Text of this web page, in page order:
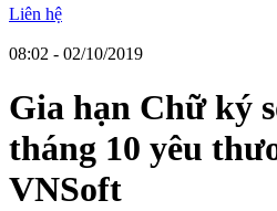
Liên hệ
08:02 - 02/10/2019
Gia hạn Chữ ký
tháng 10 yêu
VNSoft